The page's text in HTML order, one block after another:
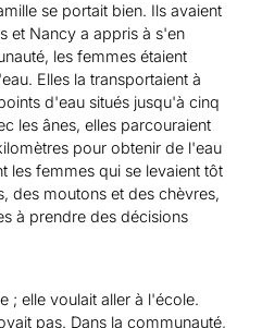
se portait bien. Ils avaient
et Nancy a appris à s'en
les femmes étaient
Elles la transportaient à
d'eau situés jusqu'à cinq
les ânes, elles parcouraient
pour obtenir de l'eau
les femmes qui se levaient tôt
des moutons et des chèvres,
à prendre des décisions
; elle voulait aller à l'école.
pas. Dans la communauté,